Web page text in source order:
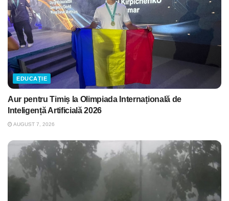
EDUCAȚIE
Aur pentru Timiș la Olimpiada Internațională de
Inteligență Artificială 2026
AUGUST 7, 2026